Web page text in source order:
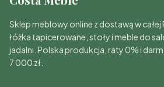
Sklep meblowy online z dostawą w całej
łóżka tapicerowane, stoły i meble do
jadalni. Polska produkcja, raty 0% i
7 000 zł.